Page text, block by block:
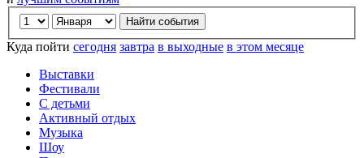
Куда пойти сегодня завтра в выходные в этом месяце
Выставки
Фестивали
С детьми
Активный отдых
Музыка
Шоу